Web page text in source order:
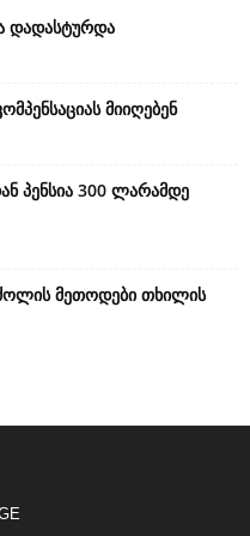
დადასტურდა
მიიღებენ
პენსია 300 ლარამდე
მეთოდები თხილის